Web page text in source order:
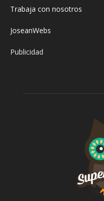
Trabaja con nosotros
JoseanWebs
Publicidad